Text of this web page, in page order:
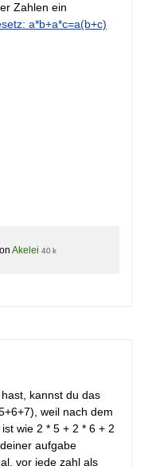
Zahlen ein
a*b+a*c=a(b+c)
Akelei 40 k
kannst du das
weil nach dem
wie 2 * 5 + 2 * 6 + 2
aufgabe
vor jede zahl als